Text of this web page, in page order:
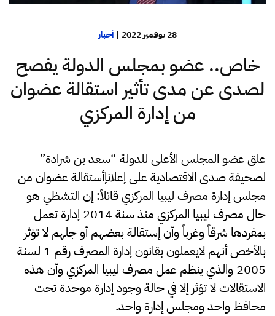
28 نوفمبر 2022 | أخبار
خاص.. عضو بمجلس الدولة يفصح
لصدى عن مدى تأثير استقالة عضوان
من إدارة المركزي
علق عضو المجلس الأعلى للدولة “سعد بن شرادة”
لصحيفة صدى الاقتصادية على إعلانإأستقالة عضوان من
مجلس إدارة مصرف ليبيا المركزي قائلاً: إن التشظي هو
حال مصرف ليبيا المركزي منذ سنة 2014 إدارة تعمل
بمفردها شرقاً وغرباً وأن إستقالة بعضهم أو جلهم لا تؤثر
بالأخص أنهم لايعملون بقانون إدارة المصرف رقم 1 لسنة
2005 والذي ينظم عمل مصرف ليبيا المركزي وأن هذه
الاستقالات لا تؤثر إلا في حالة وجود إدارة موحدة تحت
محافظ واحد ومجلس إدارة واحد.